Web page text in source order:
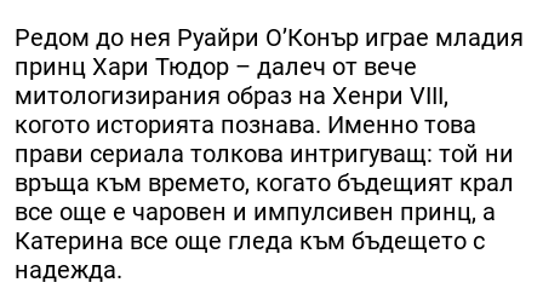
Редом до нея Руайри О’Конър играе младия
принц Хари Тюдор – далеч от вече
митологизирания образ на Хенри VIII,
когото историята познава. Именно това
прави сериала толкова интригуващ: той ни
връща към времето, когато бъдещият крал
все още е чаровен и импулсивен принц, а
Катерина все още гледа към бъдещето с
надежда.